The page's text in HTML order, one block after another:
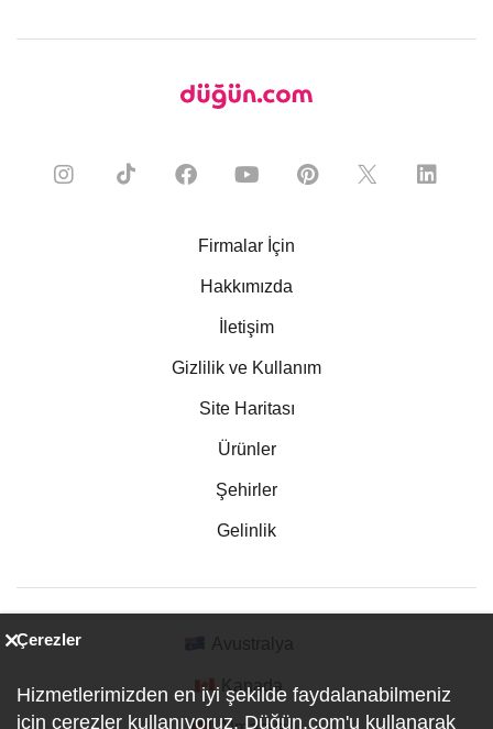
Firmalar İçin
Hakkımızda
İletişim
Gizlilik ve Kullanım
Site Haritası
Ürünler
Şehirler
Gelinlik
Kanada
Çerezler
Hizmetlerimizden en iyi şekilde faydalanabilmeniz
için çerezler kullanıyoruz. Düğün.com'u kullanarak